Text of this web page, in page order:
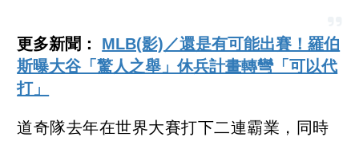
更多新聞： MLB(影)／還是有可能出賽！羅伯
斯曝大谷「驚人之舉」休兵計畫轉彎「可以代
打」
道奇隊去年在世界大賽打下二連霸業，同時